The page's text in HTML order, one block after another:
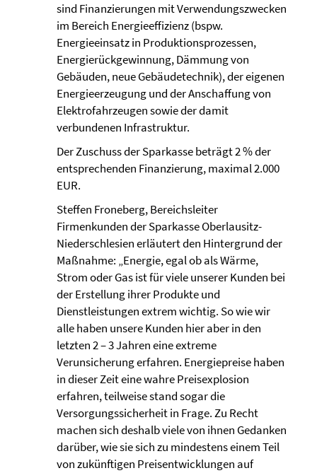
sind Finanzierungen mit Verwendungszwecken
im Bereich Energieeffizienz (bspw.
Energieeinsatz in Produktionsprozessen,
Energierückgewinnung, Dämmung von
Gebäuden, neue Gebäudetechnik), der eigenen
Energieerzeugung und der Anschaffung von
Elektrofahrzeugen sowie der damit
verbundenen Infrastruktur.
Der Zuschuss der Sparkasse beträgt 2 % der
entsprechenden Finanzierung, maximal 2.000
EUR.
Steffen Froneberg, Bereichsleiter
Firmenkunden der Sparkasse Oberlausitz-
Niederschlesien erläutert den Hintergrund der
Maßnahme: „Energie, egal ob als Wärme,
Strom oder Gas ist für viele unserer Kunden bei
der Erstellung ihrer Produkte und
Dienstleistungen extrem wichtig. So wie wir
alle haben unsere Kunden hier aber in den
letzten 2 – 3 Jahren eine extreme
Verunsicherung erfahren. Energiepreise haben
in dieser Zeit eine wahre Preisexplosion
erfahren, teilweise stand sogar die
Versorgungssicherheit in Frage. Zu Recht
machen sich deshalb viele von ihnen Gedanken
darüber, wie sie sich zu mindestens einem Teil
von zukünftigen Preisentwicklungen auf